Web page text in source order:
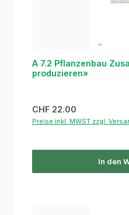
A 7.2 Pflanzenbau
produzieren»
Regulärer Preis:
CHF 22.00
Preise inkl. MWST zzgl.
In den